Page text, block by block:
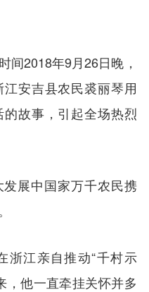
间2018年9月26日晚，
安吉县农民裘丽琴用
故事，引起全场热烈
展中国家万千农民携
浙江亲自推动“千村示
，他一直牵挂关怀并多